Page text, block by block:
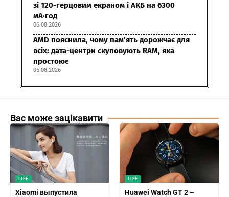
зі 120-герцовим екраном і АКБ на 6300
мА·год
06.08.2026
AMD пояснила, чому пам’ять дорожчає для
всіх: дата-центри скуповують RAM, яка
простоює
06.08.2026
Вас може зацікавити
LIFE
Xiaomi выпустила
LIFE
Huawei Watch GT 2 –